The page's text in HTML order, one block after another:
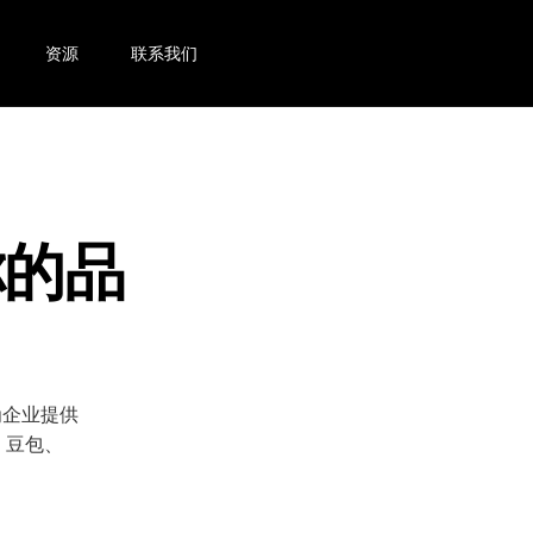
资源 联系我们
品
业提供
包、